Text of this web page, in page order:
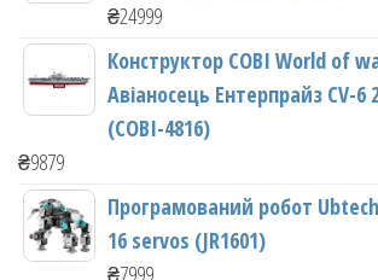
₴24999
Конструктор COBI World of
Авіаносець Ентерпрайз CV-6
(COBI-4816)
₴9879
Програмований робот
16 servos (JR1601)